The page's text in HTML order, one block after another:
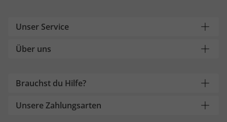
Unser Service
Über uns
Brauchst du Hilfe?
Unsere Zahlungsarten